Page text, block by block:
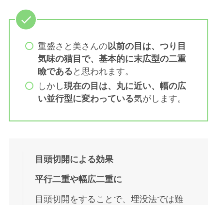
重盛さと美さんの以前の目は、つり目
気味の猫目で、基本的に末広型の二重
瞼である と思われます。
しかし現在の目は、丸に近い、幅の広
い並行型に変わっている気がします。
目頭切開による効果
平行二重や幅広二重に
目頭切開をすることで、埋没法では難